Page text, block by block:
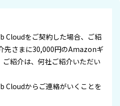
Cloudをご契約した場合、ご紹
先さまに30,000円のAmazonギ
紹介は、何社ご紹介いただい
Cloudからご連絡がいくことを